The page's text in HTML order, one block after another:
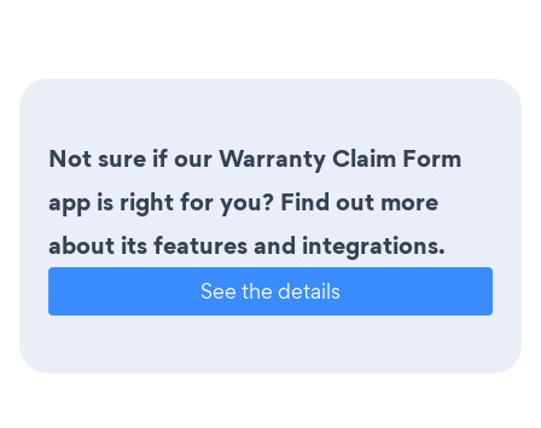
Not sure if our Warranty Claim Form
app is right for you? Find out more
about its features and integrations.
See the details